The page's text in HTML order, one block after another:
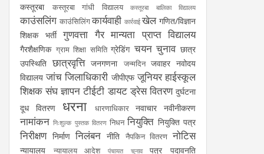
कस्तूरबा
कस्तूरबा गांधी विद्यालय कस्तूरबा बालिका विद्यालय
काउंसलिंग काउंसिलिंग कार्यवाही कार्रवाई खेल गणित/विज्ञान
शिक्षक भर्ती
गुणवत्ता गैर मान्यता प्राप्त विद्यालय
गैरशैक्षणिक ग्राम शिक्षा समिति ग्रेडिंग चयन चुनाव छात्र
उपस्थिति छात्रवृत्ति जनगणना जन्मदिन जवाहर नवोदय
विद्यालय जांच जिलाधिकारी जीपीएफ जूनियर हाईस्कूल
शिक्षक संघ ज्ञापन टीईटी डायट ड्रेस वितरण दुर्घटना
दूध वितरण
धरना धारणाधिकार नवाचार नवीनीकरण
नामांकन निःशुल्क पुस्तक वितरण निधन नियुक्ति नियुक्ति पत्र
निरीक्षण निर्माण निलंबन नीति नैपकिन वितरण नोटिस
न्यायालय न्यायालय आदेश पंचायत चुनाव पत्र पदावनति